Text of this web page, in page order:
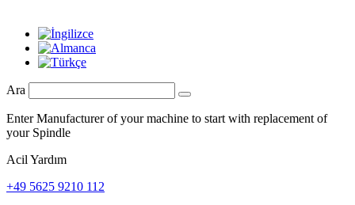
Ara
Enter Manufacturer of your machine to start with replacement of
your Spindle
Acil Yardım
+49 5625 9210 112